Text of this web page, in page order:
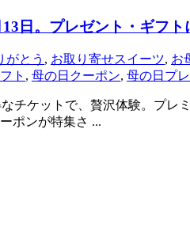
日。プレゼント・ギフ
がとう , お取り寄せスイーツ, お
ト , 母の日クーポン, 母の日プ
チケットで、贅沢体験。プレ
ポンが特集さ ...